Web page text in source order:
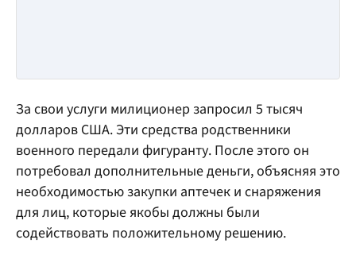
За свои услуги милиционер запросил 5 тысяч
долларов США. Эти средства родственники
военного передали фигуранту. После этого он
потребовал дополнительные деньги, объясняя это
необходимостью закупки аптечек и снаряжения
для лиц, которые якобы должны были
содействовать положительному решению.